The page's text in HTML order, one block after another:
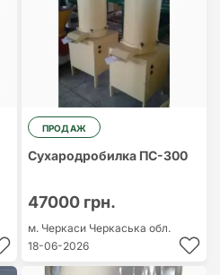
ПРОДАЖ
Сухародробилка ПС-300
47000 грн.
м. Черкаси Черкаська обл.
18-06-2026